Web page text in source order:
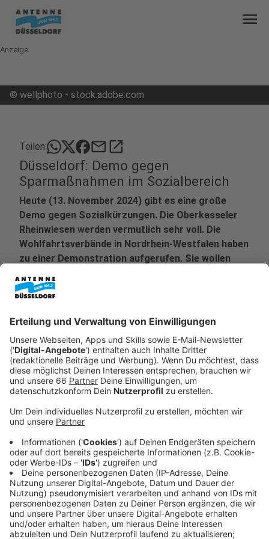
menu
Anzeige
© wellphoto - stock.adobe.com
Teilen: mailopen_in_new
Düsseldorf: Demo gegen
Sparmaßnahmen im Sozialbereich
Heute (13. November 2024) gibt es eine große
Demo gegen Sozialkürzungen. Die Oberkasseler
Rheinwiesen werden vermutlich sehr voll. Die
Wohlfahrtsverbände in Nordrhein-Westfalen haben
zu einer Demonstration aufgerufen. Sie wollen
Landesregierung im Sozialbereich wehren.
Anzeige
Groß-Demo gegen Sparmaßnahmen in
Düsseldorf
Anzeige
Der große Aufreger: DerHaushaltsentwurf für 2025
sehe Kürzungen von rund 83 Millionen Euro im sozialen
Bereich vor. Auch der Deutsche Gewerkschaftsbund
NRW beteiligt sich an der Demo. Anja Weber aus dem
DGB-Vorstand hat auch konkrete Forderungen.